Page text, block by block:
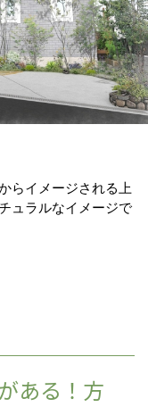
らイメージされる上
ュラルなイメージで
ある！方